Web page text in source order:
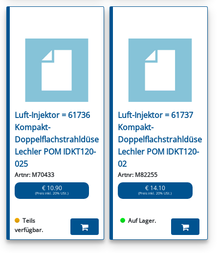
Luft-Injektor = 61736
Kompakt-
Doppelflachstrahldüse
Lechler POM IDKT120-
025
Artnr: M70433
€ 10.90
(Preis inkl. 20% USt.)
Teils
verfügbar.
Luft-Injektor = 61737
Kompakt-
Doppelflachstrahldüse
Lechler POM IDKT120-
02
Artnr: M82255
€ 14.10
(Preis inkl. 20% USt.)
Auf Lager.